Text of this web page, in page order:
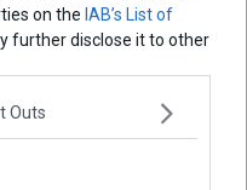
on the IAB’s List of
further disclose it to other
Outs
από την ψυχή…
βολικές ερμηνείες